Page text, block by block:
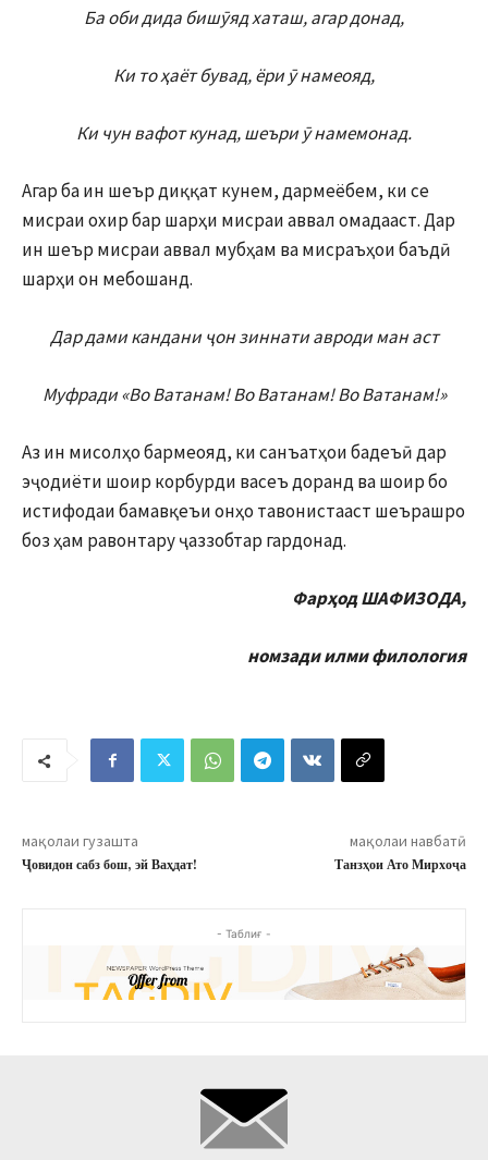
Ба оби дида бишӯяд хаташ, агар донад,
Ки то ҳаёт бувад, ёри ӯ намеояд,
Ки чун вафот кунад, шеъри ӯ намемонад.
Агар ба ин шеър диққат кунем, дармеёбем, ки се
мисраи охир бар шарҳи мисраи аввал омадааст. Дар
ин шеър мисраи аввал мубҳам ва мисраъҳои баъдӣ
шарҳи он мебошанд.
Дар дами кандани ҷон зиннати авроди ман аст
Муфради «Во Ватанам! Во Ватанам! Во Ватанам!»
Аз ин мисолҳо бармеояд, ки санъатҳои бадеъӣ дар
эҷодиёти шоир корбурди васеъ доранд ва шоир бо
истифодаи бамавқеъи онҳо тавонистааст шеърашро
боз ҳам равонтару ҷаззобтар гардонад.
Фарҳод ШАФИЗОДА,
номзади илми филология
мақолаи гузашта
Ҷовидон сабз бош, эй Ваҳдат!
мақолаи навбатӣ
Танзҳои Ато Мирхоҷа
- Таблиғ -